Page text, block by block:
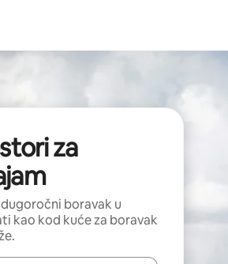
za
boravak u
kao kod kuće za boravak